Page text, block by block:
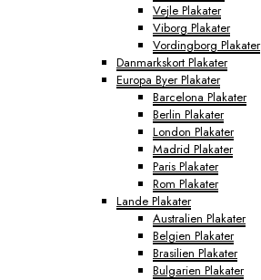
Vejle Plakater
Viborg Plakater
Vordingborg Plakater
Danmarkskort Plakater
Europa Byer Plakater
Barcelona Plakater
Berlin Plakater
London Plakater
Madrid Plakater
Paris Plakater
Rom Plakater
Lande Plakater
Australien Plakater
Belgien Plakater
Brasilien Plakater
Bulgarien Plakater